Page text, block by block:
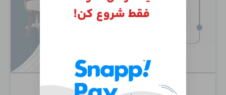
Cisco Unity Connection